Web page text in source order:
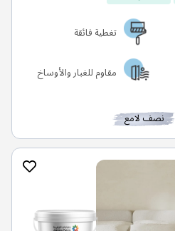
تغطية فائقة
مقاوم للغبار والأوساخ
نصف لامع